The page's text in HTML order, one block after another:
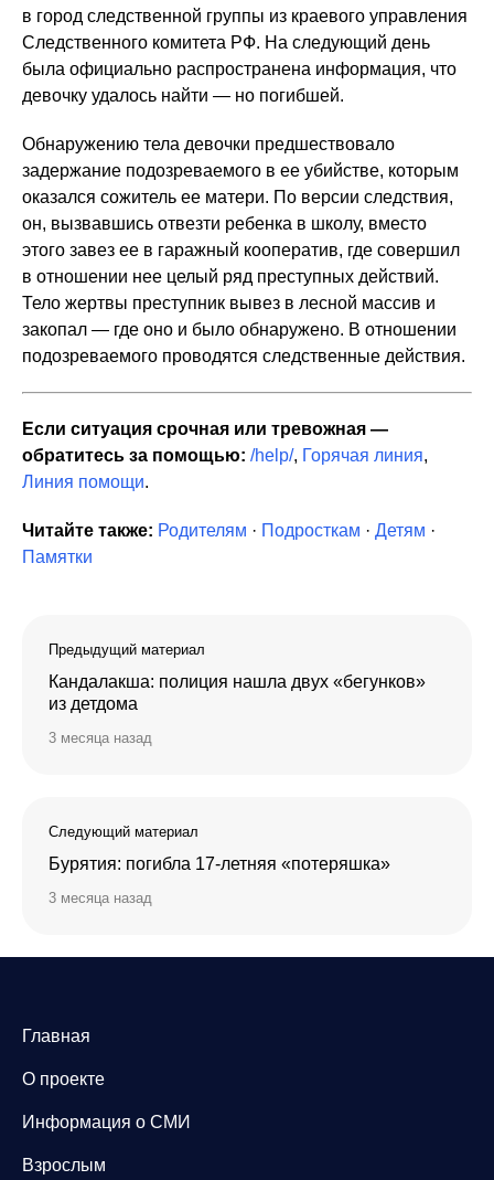
в город следственной группы из краевого управления
Следственного комитета РФ. На следующий день
была официально распространена информация, что
девочку удалось найти — но погибшей.
Обнаружению тела девочки предшествовало
задержание подозреваемого в ее убийстве, которым
оказался сожитель ее матери. По версии следствия,
он, вызвавшись отвезти ребенка в школу, вместо
этого завез ее в гаражный кооператив, где совершил
в отношении нее целый ряд преступных действий.
Тело жертвы преступник вывез в лесной массив и
закопал — где оно и было обнаружено. В отношении
подозреваемого проводятся следственные действия.
Если ситуация срочная или тревожная —
обратитесь за помощью: /help/, Горячая линия,
Линия помощи.
Читайте также: Родителям · Подросткам · Детям ·
Памятки
Предыдущий материал
Кандалакша: полиция нашла двух «бегунков»
из детдома
3 месяца назад
Следующий материал
Бурятия: погибла 17-летняя «потеряшка»
3 месяца назад
Главная
О проекте
Информация о СМИ
Взрослым